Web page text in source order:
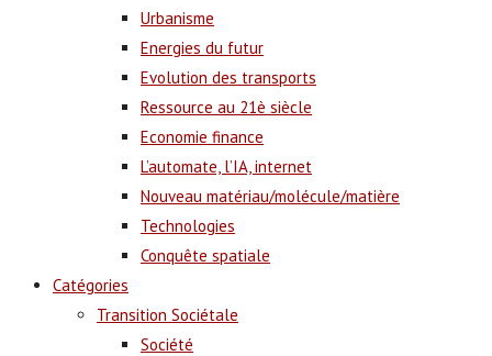
Urbanisme
Energies du futur
Evolution des transports
Ressource au 21è siècle
Economie finance
L’automate, l’IA, internet
Nouveau matériau/molécule/matière
Technologies
Conquête spatiale
Catégories
Transition Sociétale
Société